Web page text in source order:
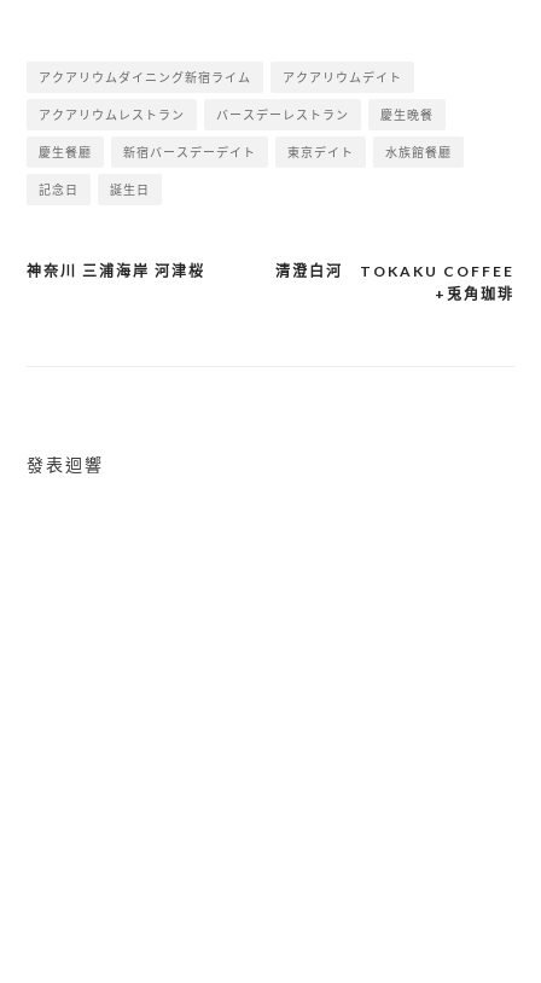
アクアリウムダイニング新宿ライム アクアリウムデイト
アクアリウムレストラン バースデーレストラン 慶生晚餐
慶生餐廳 新宿バースデーデイト 東京デイト 水族館餐廳
記念日 誕生日
文
清澄白河 TOKAKU COFFEE
+兎角珈琲
神奈川 三浦海岸 河津桜
發表迴響